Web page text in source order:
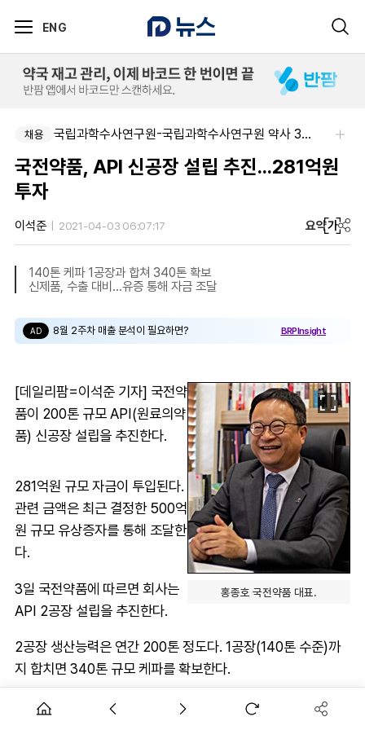
ENG
채용 국립과학수사연구원-국립과학수사연구원 약사 3명 채용
국전약품, API 신공장 설립 추진...281억원
투자
이석준 2021-04-03 06:07:17 요약가
140톤 케파 1공장과 합쳐 340톤 확보
신제품, 수출 대비…유증 통해 자금 조달
AD 8월 2주차 매출 분석이 필요하면? BRPInsight
홍종호 국전약품 대표.
[데일리팜=이석준 기자] 국전약
품이 200톤 규모 API(원료의약
품) 신공장 설립을 추진한다.
281억원 규모 자금이 투입된다.
관련 금액은 최근 결정한 500억
원 규모 유상증자를 통해 조달한
다.
3일 국전약품에 따르면 회사는
API 2공장 설립을 추진한다.
2공장 생산능력은 연간 200톤 정도다. 1공장(140톤 수준)까
지 합치면 340톤 규모 케파를 확보한다.
추가 수요를 확보하기 위한 움직임이다.